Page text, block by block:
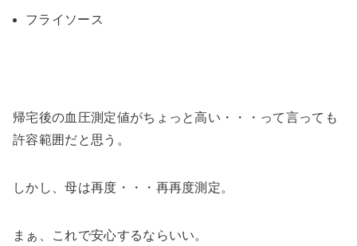
フライソース
帰宅後の血圧測定値がちょっと高い・・・って言っても
許容範囲だと思う。
しかし、母は再度・・・再再度測定。
まぁ、これで安心するならいい。